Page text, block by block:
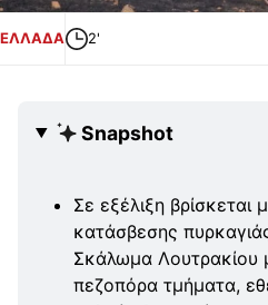
ΕΛΛΑΔΑ 2'
Snapshot
Σε εξέλιξη βρίσκεται
κατάσβεσης
Σκάλωμα Λουτρακίου
πεζοπόρα τμήματα,